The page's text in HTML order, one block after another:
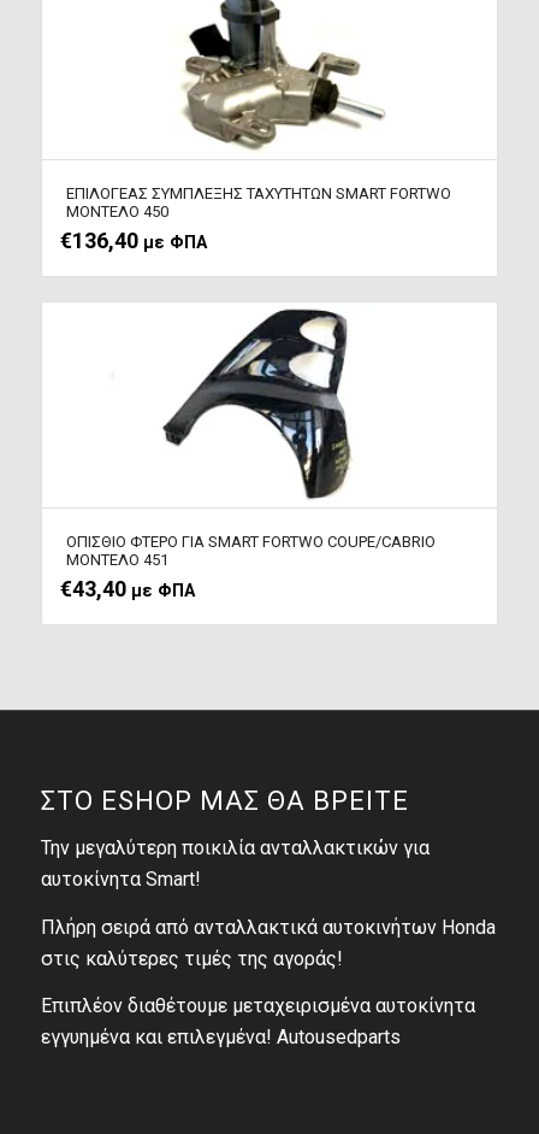
ΕΠΙΛΟΓΕΑΣ ΣΥΜΠΛΕΞΗΣ ΤΑΧΥΤΗΤΩΝ SMART FORTWO
ΜΟΝΤΕΛΟ 450
€136,40 με ΦΠΑ
ΟΠΙΣΘΙΟ ΦΤΕΡΟ ΓΙΑ SMART FORTWO COUPE/CABRIO
ΜΟΝΤΕΛΟ 451
€43,40 με ΦΠΑ
ΣΤΟ ESHOP ΜΑΣ ΘΑ ΒΡΕΙΤΕ
Την μεγαλύτερη ποικιλία ανταλλακτικών για
αυτοκίνητα Smart!
Πλήρη σειρά από ανταλλακτικά αυτοκινήτων Honda
στις καλύτερες τιμές της αγοράς!
Επιπλέον διαθέτουμε μεταχειρισμένα αυτοκίνητα
εγγυημένα και επιλεγμένα! Autousedparts